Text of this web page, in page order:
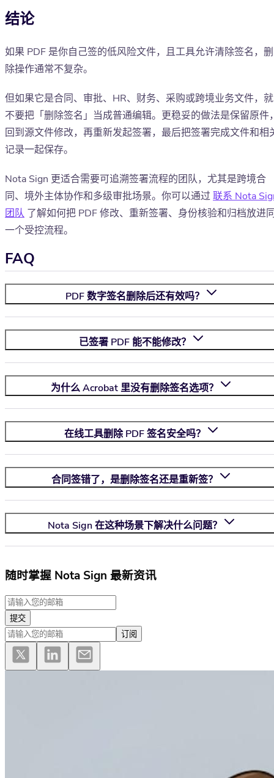
结论
如果 PDF 是你自己签的低风险文件，且工具允许清除签名，删
除操作通常不复杂。
但如果它是合同、审批、HR、财务、采购或跨境业务文件，就
不要把「删除签名」当成普通编辑。更稳妥的做法是保留原件
回到源文件修改，再重新发起签署，最后把签署完成文件和相
记录一起保存。
Nota Sign 更适合需要可追溯签署流程的团队，尤其是跨境合
同、境外主体协作和多级审批场景。你可以通过联系 Nota
团队 了解如何把 PDF 修改、重新签署、身份核验和归档放进
一个受控流程。
FAQ
PDF 数字签名删除后还有效吗？
已签署 PDF 能不能修改？
为什么 Acrobat 里没有删除签名选项？
在线工具删除 PDF 签名安全吗？
合同签错了，是删除签名还是重新签？
Nota Sign在这种场景下解决什么问题？
随时掌握 Nota Sign 最新资讯
提交
订阅